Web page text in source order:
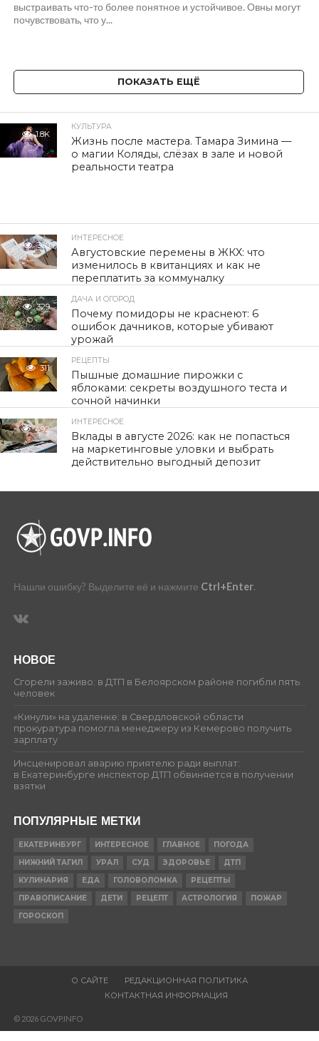
выстраивать что-то более понятное и устойчивое. Овны могут
почувствовать, что у...
ПОКАЗАТЬ ЕЩЁ
1.8K
КУЛЬТУРА
Жизнь после мастера. Тамара Зимина —
о магии Коляды, слёзах в зале и новой
реальности театра
330
ИНТЕРЕСНОЕ
Августовские перемены в ЖКХ: что
изменилось в квитанциях и как не
переплатить за коммуналку
329
ДАЧА И ОГОРОД
Почему помидоры не краснеют: 6
ошибок дачников, которые убивают
урожай
311
РЕЦЕПТЫ
Пышные домашние пирожки с
яблоками: секреты воздушного теста и
сочной начинки
492
ИНТЕРЕСНОЕ
Вклады в августе 2026: как не попасться
на маркетинговые уловки и выбрать
действительно выгодный депозит
Нашли ошибку? Выделите её и нажмите Ctrl+Enter.
НОВОЕ
Сгорели заживо: в ДТП в Белоярском районе погибли пять
человек
«Кинули» на удаленке: в Свердловской области
прокуратура помогла менеджеру из Кемерово получить
зарплату
Инсценировал аварию приятелю ради выплат:
в Екатеринбурге инспектор ДТП обвиняется в получении
взятки
ПОПУЛЯРНЫЕ МЕТКИ
ЕКАТЕРИНБУРГ ИНТЕРЕСНОЕ ГЛАВНОЕ
ПОГОДА
НИЖНИЙ ТАГИЛ
УРАЛ СУД ЗДОРОВЬЕ
ДТП
КУЛИНАРИЯ
ЕДА ГОЛОВОЛОМКА
РЕЦЕПТЫ
ПРАВОПИСАНИЕ
ДЕТИ РЕЦЕПТ АСТРОЛОГИЯ
ПОЖАР
ГОРОСКОП
О САЙТЕ
РЕДАКЦИОННАЯ ПОЛИТИКА
КОНТАКТНАЯ ИНФОРМАЦИЯ
© 2026 GOVP.INFO